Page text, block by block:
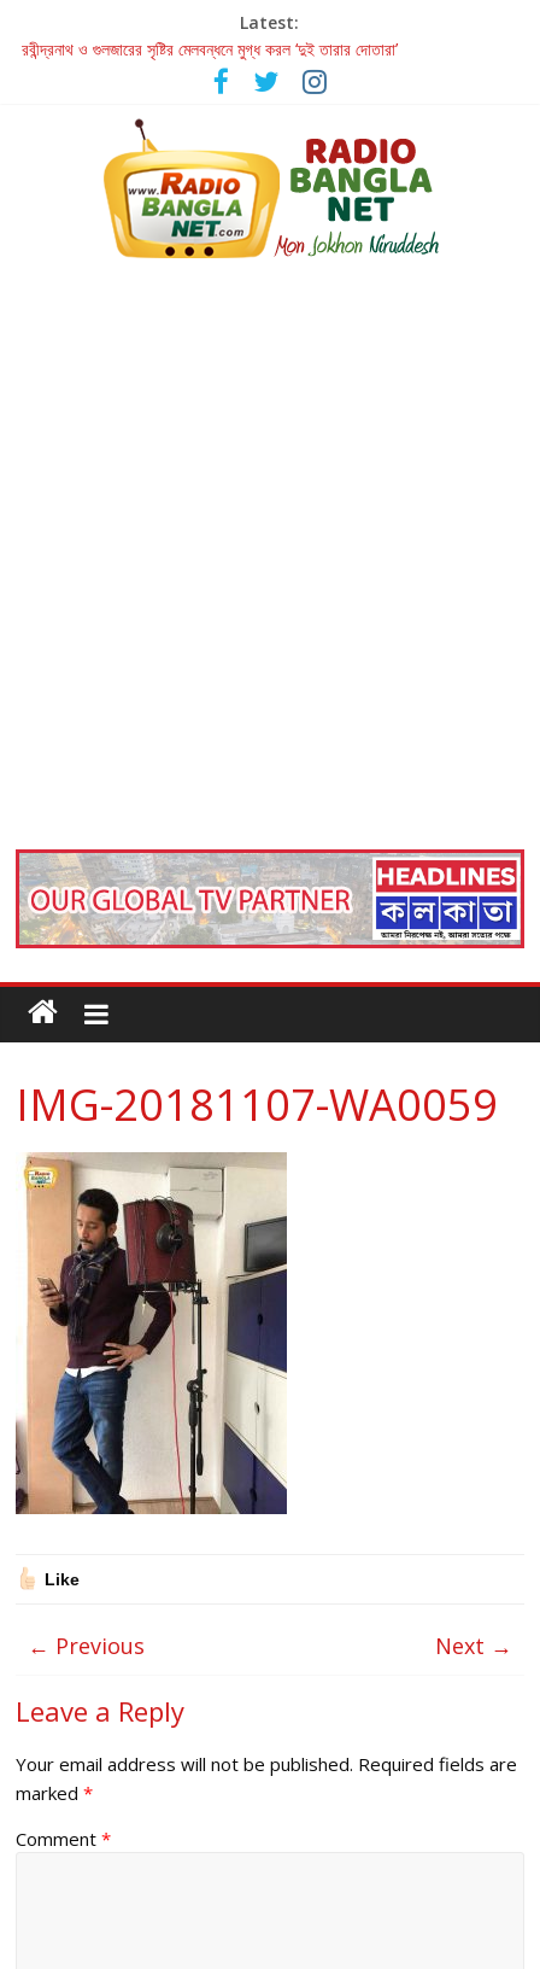
Latest:
রবীন্দ্রনাথ ও গুলজারের সৃষ্টির মেলবন্ধনে মুগ্ধ করল ‘দুই তারার দোতারা’
কলের গান থেকে রীলস্ — বাঙালির গান শোনার বিবর্তনের গল্প
জগন্নাথমঙ্গলম্ — বাংলায় প্রথমবার মঞ্চে এবার রথযাত্রার উদযাপন
Retribution: A Thought-Provoking Short Film That Challenges
Our Understanding of Justice
হাওয়া বদলের টলিউডে ‘তুমি এলে তাই’
IMG-20181107-WA0059
Like
← Previous Next →
Leave a Reply
Your email address will not be published. Required fields are
marked*
Comment*